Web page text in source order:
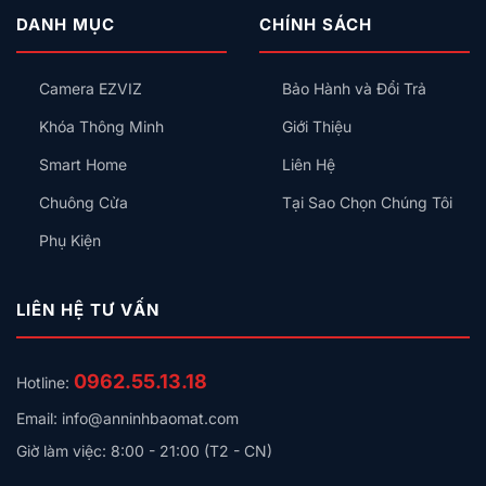
Mã sản phẩm
sáng
ban đêm
Thư mục lưu
Thẻ nhớ microSD 32GB, hỗ trợ 128GB,
Kết nối
WiFi 2.4GHz
Công nghệ AI
Phân biệt người và động vật
Hai chiều âm
DANH MỤC
Camera EZVIZ
Khóa Thông Minh
Smart Home
Chuông Cửa
Phụ Kiện
CHÍNH SÁCH
Bảo Hành và Đổi Trả
Giới Thiệu
Liên Hệ
Tại Sao Chọn Chúng Tôi
LIÊN HỆ TƯ VẤN
Hotline: 0962.55.13.18
Email: info@anninhbaomat.com
Giờ làm việc: 8:00 - 21:00 (T2 - CN)